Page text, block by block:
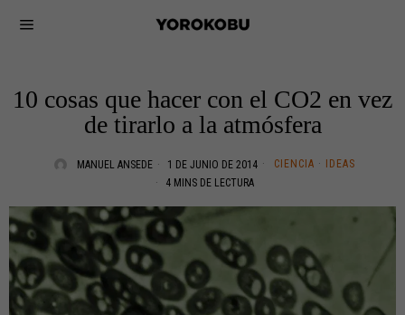
10 cosas que hacer con el CO2 en vez
de tirarlo a la atmósfera
MANUEL ANSEDE 1 DE JUNIO DE 2014 CIENCIA ·
IDEAS
4 MINS DE LECTURA